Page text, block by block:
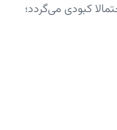
کبودی می‌گردد؛